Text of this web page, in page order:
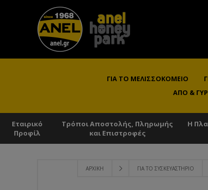
ΓΙΑ ΤΟ ΜΕΛΙΣΣΟΚΟΜΕΊΟ
ΑΠΌ &
Εταιρικό
Προφίλ
Τρόποι Αποστολής, Πληρωμής
και Επιστροφές
Η
ΑΡΧΙΚΉ ΓΙΑ ΤΟ ΣΥΣΚΕΥΑΣΤΉΡΙΟ